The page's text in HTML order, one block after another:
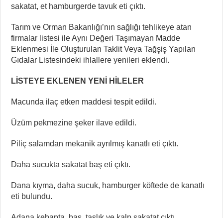
sakatat, et hamburgerde tavuk eti çıktı.
Tarım ve Orman Bakanlığı’nın sağlığı tehlikeye atan
firmalar listesi ile Aynı Değeri Taşımayan Madde
Eklenmesi İle Oluşturulan Taklit Veya Tağşiş Yapılan
Gıdalar Listesindeki ihlallere yenileri eklendi.
LİSTEYE EKLENEN YENİ HİLELER
Macunda ilaç etken maddesi tespit edildi.
Üzüm pekmezine şeker ilave edildi.
Piliç salamdan mekanik ayrılmış kanatlı eti çıktı.
Daha sucukta sakatat baş eti çıktı.
Dana kıyma, daha sucuk, hamburger köftede de kanatlı
eti bulundu.